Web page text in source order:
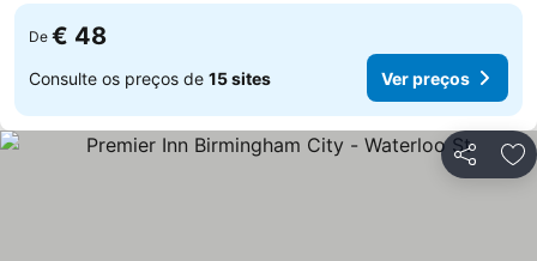
De € 48
Consulte os preços de 15 sites Ver preços
Partilhar